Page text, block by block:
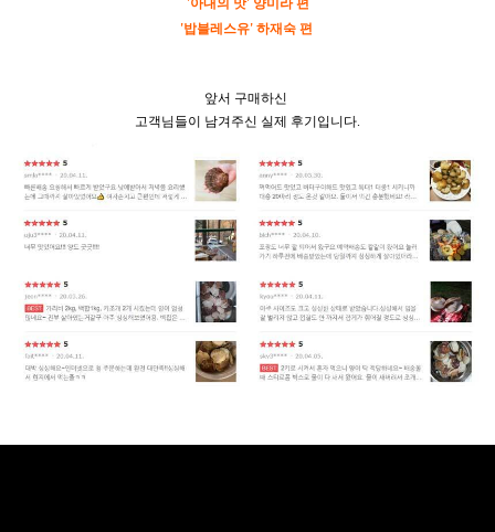
'아내의 맛' 양미라 편
'밥블레스유' 하재숙 편
앞서 구매하신
고객님들이 남겨주신 실제 후기입니다.